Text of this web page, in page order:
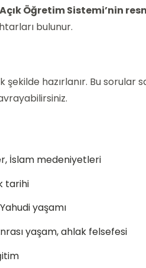
Açık Öğretim Sistemi’nin
bulunur.
hazırlanır. Bu sorular
İslam medeniyetleri
tarihi
yaşamı
yaşam, ahlak felsefesi